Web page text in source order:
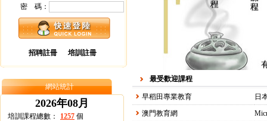
密 碼：
招聘註冊 培訓註冊
網站統計
2026年08月
培訓課程總數： 1257 個
最受歡迎課程
早稻田專業教育
日
澳門教育網